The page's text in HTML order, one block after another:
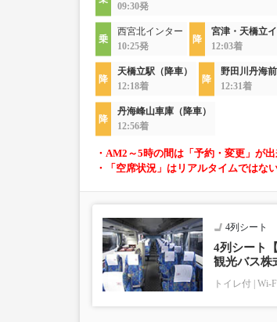
09:30発
西宮北インター
10:25発
宮津・天橋立
12:03着
天橋立駅（降車）
12:18着
野田川丹海前
12:31着
丹海峰山車庫（降車）
12:56着
・AM2～5時の間は「予約・変更」が出
・「空席状況」はリアルタイムではな
4列シート
4列シート
観光バス株
トイレ付 Wi-